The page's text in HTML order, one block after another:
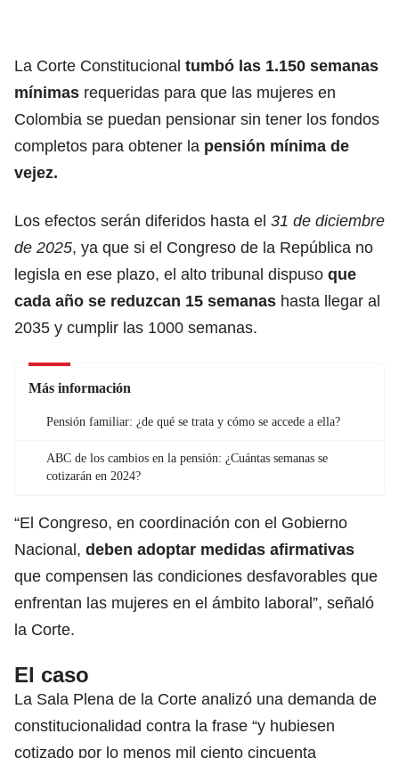
La Corte Constitucional tumbó las 1.150 semanas
mínimas requeridas para que las mujeres en
Colombia se puedan pensionar sin tener los fondos
completos para obtener la pensión mínima de
vejez.
Los efectos serán diferidos hasta el 31 de diciembre
de 2025, ya que si el Congreso de la República no
legisla en ese plazo, el alto tribunal dispuso que
cada año se reduzcan 15 semanas hasta llegar al
2035 y cumplir las 1000 semanas.
Más información
Pensión familiar: ¿de qué se trata y cómo se accede a ella?
ABC de los cambios en la pensión: ¿Cuántas semanas se
cotizarán en 2024?
“El Congreso, en coordinación con el Gobierno
Nacional, deben adoptar medidas afirmativas
que compensen las condiciones desfavorables que
enfrentan las mujeres en el ámbito laboral”, señaló
la Corte.
El caso
La Sala Plena de la Corte analizó una demanda de
constitucionalidad contra la frase “y hubiesen
cotizado por lo menos mil ciento cincuenta